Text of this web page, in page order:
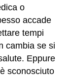
o
accade
tempi
cambia se si
Eppure
sconosciuto